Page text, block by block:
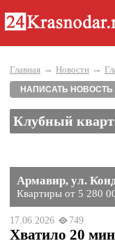
Главная → Новости →
НАПИСАТЬ НОВОСТЬ
Клубный
Армавир, ул.
Квартиры от 5 280
17.06.2026 749
Хватило 20